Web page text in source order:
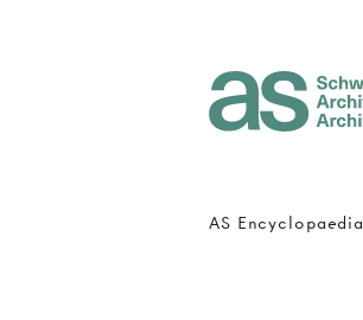
AS Encyclopaedia